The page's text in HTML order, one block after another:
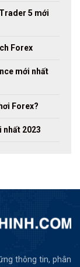
5 mới
Forex
mới nhất
Forex?
nhất 2023
thông tin, phân